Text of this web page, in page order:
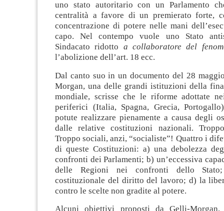
uno stato autoritario con un Parlamento
centralità a favore di un premierato forte,
concentrazione di potere nelle mani
capo. Nel contempo vuole uno Stato
Sindacato ridotto a collaboratore del
l’abolizione dell’art. 18 ecc.
Dal canto suo in un documento del 28
Morgan, una delle grandi istituzioni della
mondiale, scrisse che le riforme adottate
periferici (Italia, Spagna, Grecia,
potute realizzare pienamente a causa degli
dalle relative costituzioni nazionali.
Troppo sociali, anzi, “socialiste”! Quattro i
di queste Costituzioni: a) una debolezza
confronti dei Parlamenti; b) un’eccessiva
delle Regioni nei confronti dello
costituzionale del diritto del lavoro; d) la
contro le scelte non gradite al potere.
Alcuni obiettivi proposti da Gelli-